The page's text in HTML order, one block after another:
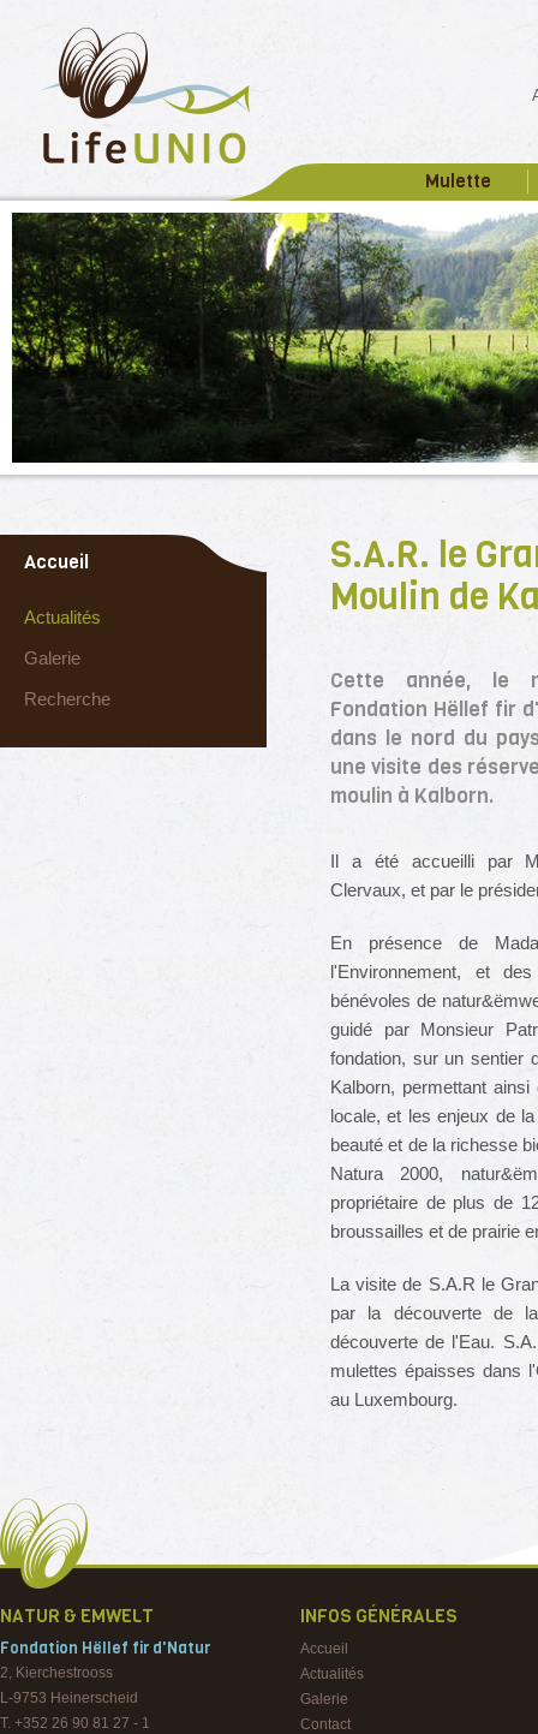
Mulette
Accueil
Actualités
Galerie
Recherche
S.A.R. le
Moulin de
Cette année, le
Fondation Hëllef fir
dans le nord du
une visite des
moulin à Kalborn.
Il a été accueilli par
Clervaux, et par le
En présence de
l'Environnement, et
bénévoles de
guidé par Monsieur
fondation, sur un sentier
Kalborn, permettant
locale, et les enjeux de
beauté et de la richesse
Natura 2000,
propriétaire de plus de
broussailles et de prairie
La visite de S.A.R le
par la découverte de
découverte de l'Eau.
mulettes épaisses dans
au Luxembourg.
NATUR & EMWELT
Fondation Hëllef fir d'Natur
2, Kierchestrooss
L-9753 Heinerscheid
T. +352 26 90 81 27 - 1
INFOS GÉNÉRALES
Accueil
Actualités
Galerie
Contact